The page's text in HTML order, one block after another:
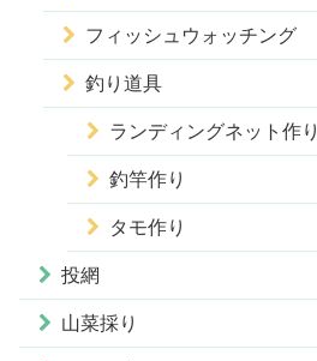
フィッシュウォッチング
釣り道具
ランディングネット作り
釣竿作り
タモ作り
投網
山菜採り